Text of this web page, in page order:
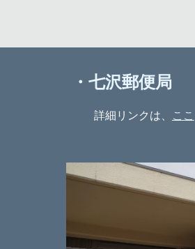
・七沢郵便局
詳細リンクは、 ここ